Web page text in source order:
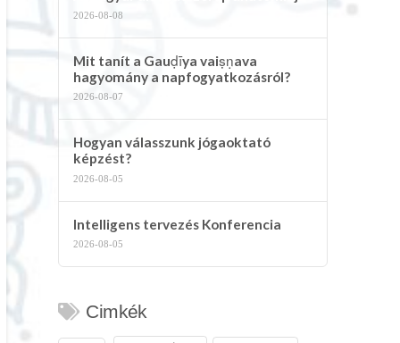
2026-08-08
Mit tanít a Gauḍīya vaiṣṇava
hagyomány a napfogyatkozásról?
2026-08-07
Hogyan válasszunk jógaoktató
képzést?
2026-08-05
Intelligens tervezés Konferencia
2026-08-05
Cimkék